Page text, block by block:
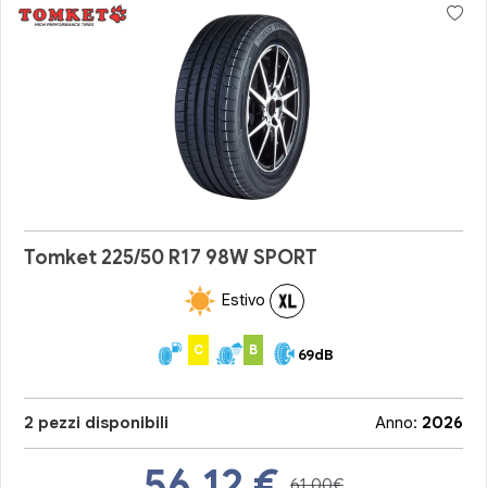
Tomket 225/50 R17 98W SPORT
Estivo
C B 69dB
2 pezzi disponibili Anno: 2026